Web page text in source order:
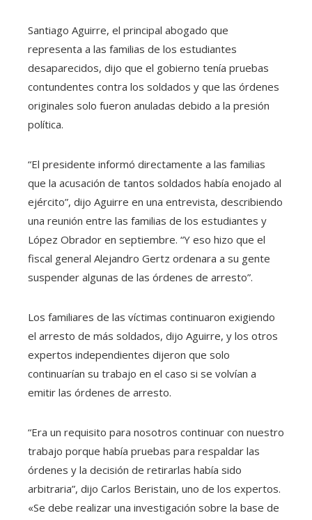
Santiago Aguirre, el principal abogado que
representa a las familias de los estudiantes
desaparecidos, dijo que el gobierno tenía pruebas
contundentes contra los soldados y que las órdenes
originales solo fueron anuladas debido a la presión
política.
“El presidente informó directamente a las familias
que la acusación de tantos soldados había enojado al
ejército”, dijo Aguirre en una entrevista, describiendo
una reunión entre las familias de los estudiantes y
López Obrador en septiembre. “Y eso hizo que el
fiscal general Alejandro Gertz ordenara a su gente
suspender algunas de las órdenes de arresto”.
Los familiares de las víctimas continuaron exigiendo
el arresto de más soldados, dijo Aguirre, y los otros
expertos independientes dijeron que solo
continuarían su trabajo en el caso si se volvían a
emitir las órdenes de arresto.
“Era un requisito para nosotros continuar con nuestro
trabajo porque había pruebas para respaldar las
órdenes y la decisión de retirarlas había sido
arbitraria”, dijo Carlos Beristain, uno de los expertos.
«Se debe realizar una investigación sobre la base de